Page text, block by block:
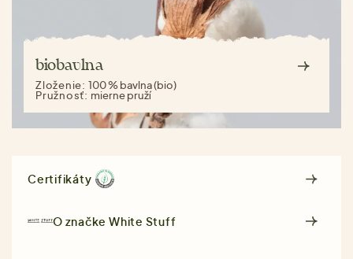
biobavlna
Zloženie: 100 % bavlna (bio)
Pružnosť: mierne pruží
Certifikáty
O značkeWhite Stuff